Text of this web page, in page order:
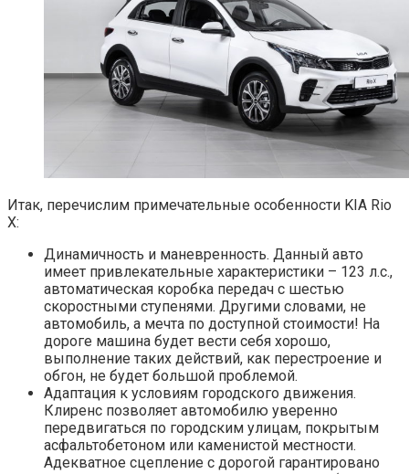
Итак, перечислим примечательные особенности KIA Rio
X:
Динамичность и маневренность. Данный авто
имеет привлекательные характеристики – 123 л.с.,
автоматическая коробка передач с шестью
скоростными ступенями. Другими словами, не
автомобиль, а мечта по доступной стоимости! На
дороге машина будет вести себя хорошо,
выполнение таких действий, как перестроение и
обгон, не будет большой проблемой.
Адаптация к условиям городского движения.
Клиренс позволяет автомобилю уверенно
передвигаться по городским улицам, покрытым
асфальтобетоном или каменистой местности.
Адекватное сцепление с дорогой гарантировано